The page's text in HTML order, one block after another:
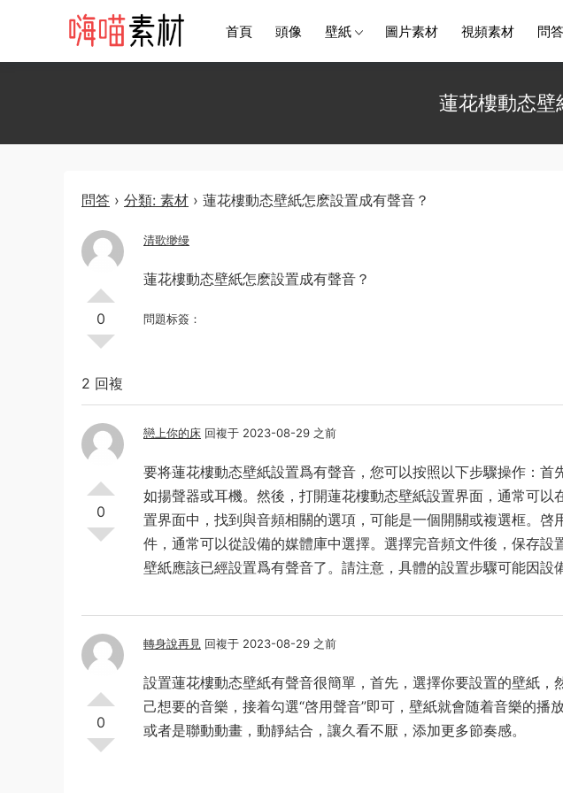
首頁 頭像 壁紙 圖片素材 視頻素材 問答
蓮花樓動态壁
問答 › 分類: 素材 › 蓮花樓動态壁紙怎麽設置成有聲音？
0
清歌缈缦
蓮花樓動态壁紙怎麽設置成有聲音？
問題标簽：
2 回複
0
戀上你的床 回複于 2023-08-29 之前
要将蓮花樓動态壁紙設置爲有聲音，您可以按照以下步驟操作：首
如揚聲器或耳機。然後，打開蓮花樓動态壁紙設置界面，通常可以
置界面中，找到與音頻相關的選項，可能是一個開關或複選框。啓
件，通常可以從設備的媒體庫中選擇。選擇完音頻文件後，保存
壁紙應該已經設置爲有聲音了。請注意，具體的設置步驟可能因設
0
轉身說再見 回複于 2023-08-29 之前
設置蓮花樓動态壁紙有聲音很簡單，首先，選擇你要設置的壁紙，
己想要的音樂，接着勾選“啓用聲音”即可，壁紙就會随着音樂的播
或者是聯動動畫，動靜結合，讓久看不厭，添加更多節奏感。